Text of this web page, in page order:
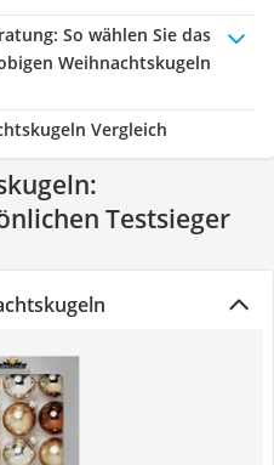
: So wählen Sie das
Weihnachtskugeln
Vergleich
Testsieger